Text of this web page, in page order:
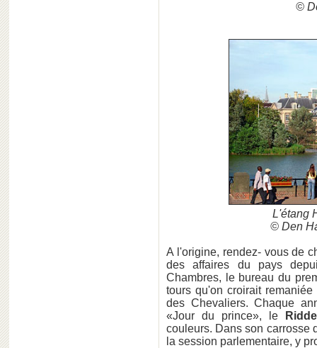
©
L'étang
© Den
A l'origine, rendez- vous de
des affaires du pays
Chambres, le bureau du
tours qu'on croirait
des Chevaliers. Chaque
«Jour du prince», le
couleurs. Dans son carrosse
la session parlementaire, y